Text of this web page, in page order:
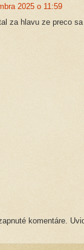
2025 o 11:59
za hlavu ze preco
komentáre.